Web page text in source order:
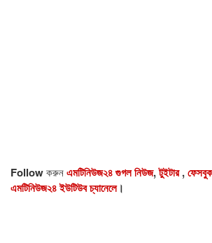
Followকরুনএমটিনিউজ২৪ গুগল নিউজ,টুইটার,
এমটিনিউজ২৪ ইউটিউব চ্যানেলে।